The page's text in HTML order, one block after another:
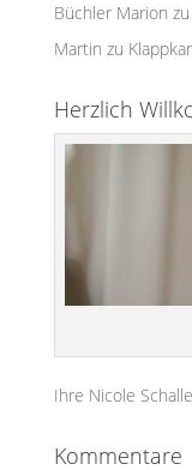
Büchler Marion zu
Martin zu
Herzlich
Ihre Nicole
Kommentare